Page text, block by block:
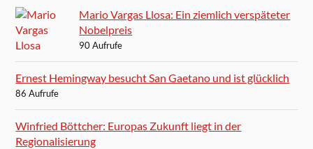
Mario Vargas Llosa: Ein ziemlich verspäteter
Nobelpreis
90 Aufrufe
Ernest Hemingway besucht San Gaetano und ist glücklich
86 Aufrufe
Winfried Böttcher: Europas Zukunft liegt in der
Regionalisierung